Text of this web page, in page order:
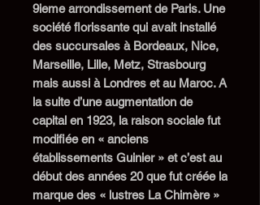
9ieme arrondissement de Paris. Une
sociétéflorissantequi avait installé
des succursales à Bordeaux, Nice,
Marseille, Lille, Metz, Strasbourg
mais aussi à Londres et au Maroc. A
la suite d’une augmentation de
capital en 1923, la raison sociale fut
modifiée en « anciens
établissements Guinier » etc’est au
début des années 20 que fut créée la
marque des « lustres La Chimère »